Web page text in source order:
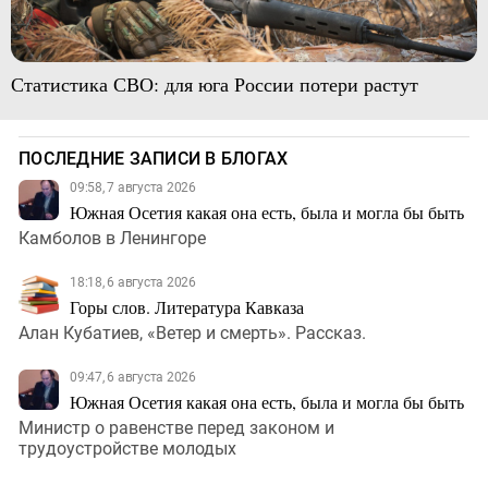
Статистика СВО: для юга России потери растут
ПОСЛЕДНИЕ ЗАПИСИ В БЛОГАХ
09:58, 7 августа 2026
Южная Осетия какая она есть, была и могла бы быть
Камболов в Ленингоре
18:18, 6 августа 2026
Горы слов. Литература Кавказа
Алан Кубатиев, «Ветер и смерть». Рассказ.
09:47, 6 августа 2026
Южная Осетия какая она есть, была и могла бы быть
Министр о равенстве перед законом и
трудоустройстве молодых